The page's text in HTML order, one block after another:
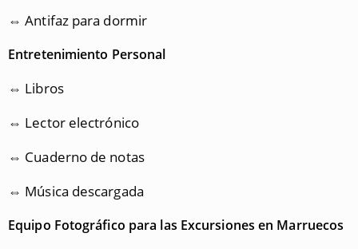
⇔ Antifaz para dormir
Entretenimiento Personal
⇔ Libros
⇔ Lector electrónico
⇔ Cuaderno de notas
⇔ Música descargada
Equipo Fotográfico para las Excursiones en Marruecos